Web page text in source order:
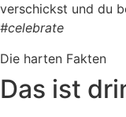
verschickst und du
#celebrate
Die harten Fakten
Das ist